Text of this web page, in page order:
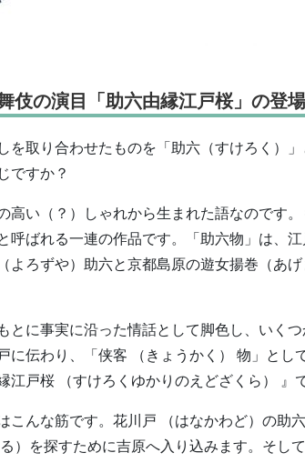
伎の演目「助六由縁江戸桜」の登
を取り合わせたものを「助六（すけろく）
ですか？
高い（？）しゃれから生まれた語なのです
呼ばれる一連の作品です。「助六物」は、
よろずや）助六と京都島原の遊女揚巻（あ
とに事実に沿った情話として脚色し、いく
に伝わり、「侠客 （きょうかく） 物」と
江戸桜 （すけろくゆかりのえどざくら） 』
こんな筋です。花川戸 （はなかわど）の助
）を探すために吉原へ入り込みます。そし